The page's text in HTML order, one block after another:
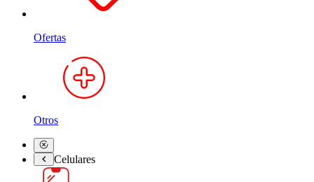
Ofertas
Otros
Celulares